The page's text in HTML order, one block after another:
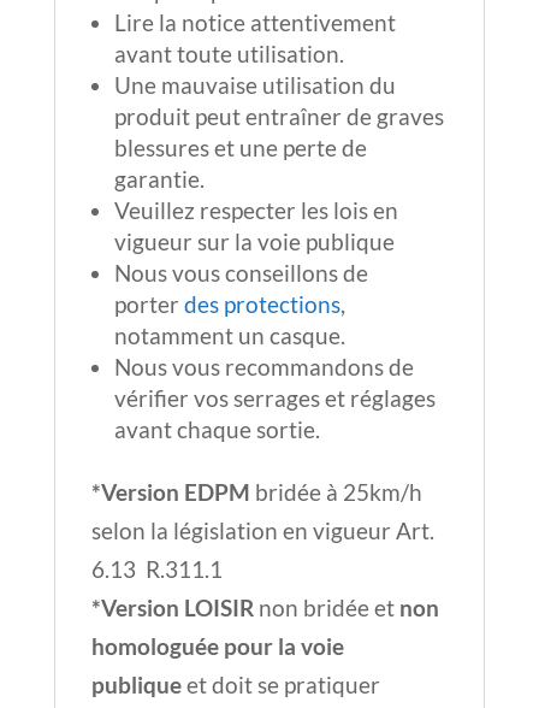
Lire la notice attentivement
avant toute utilisation.
Une mauvaise utilisation du
produit peut entraîner de graves
blessures et une perte de
garantie.
Veuillez respecter les lois en
vigueur sur la voie publique
Nous vous conseillons de
porter des protections,
notamment un casque.
Nous vous recommandons de
vérifier vos serrages et réglages
avant chaque sortie.
*Version EDPM bridée à 25km/h
selon la législation en vigueur Art.
6.13 R.311.1
*Version LOISIRnon bridée et non
homologuée pour la voie
publiqueet doit se pratiquer